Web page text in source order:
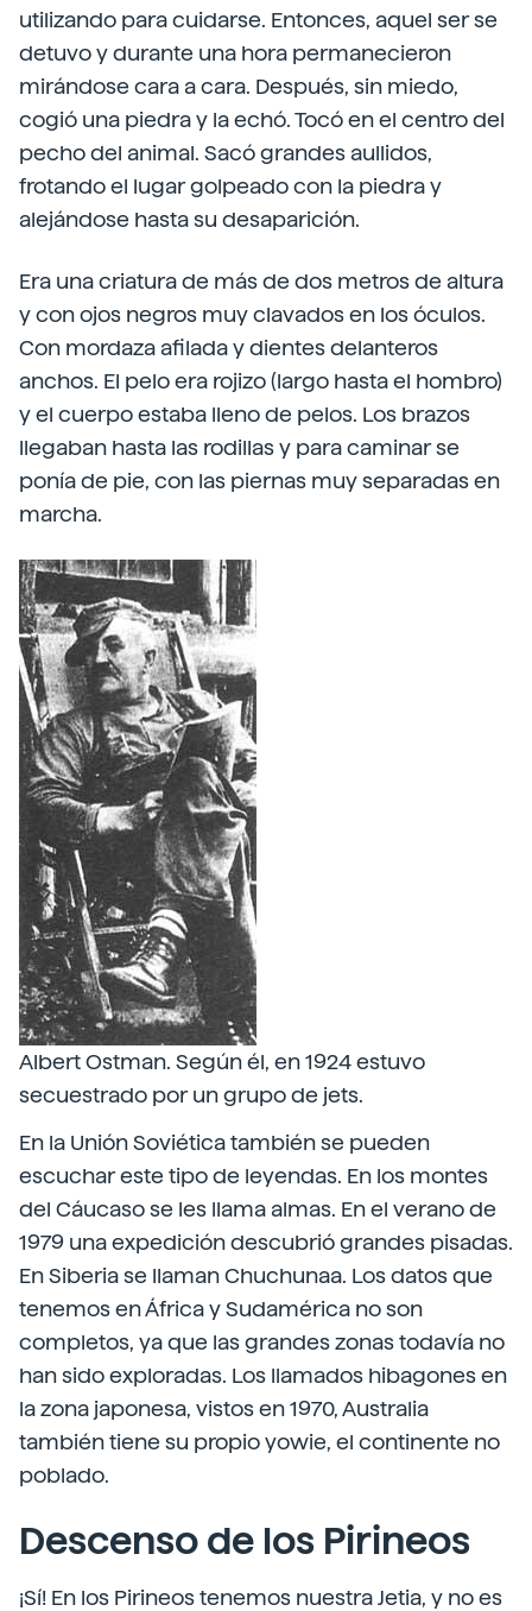
utilizando para cuidarse. Entonces, aquel ser se
detuvo y durante una hora permanecieron
mirándose cara a cara. Después, sin miedo,
cogió una piedra y la echó. Tocó en el centro del
pecho del animal. Sacó grandes aullidos,
frotando el lugar golpeado con la piedra y
alejándose hasta su desaparición.
Era una criatura de más de dos metros de altura
y con ojos negros muy clavados en los óculos.
Con mordaza afilada y dientes delanteros
anchos. El pelo era rojizo (largo hasta el hombro)
y el cuerpo estaba lleno de pelos. Los brazos
llegaban hasta las rodillas y para caminar se
ponía de pie, con las piernas muy separadas en
marcha.
Albert Ostman. Según él, en 1924 estuvo
secuestrado por un grupo de jets.
En la Unión Soviética también se pueden
escuchar este tipo de leyendas. En los montes
del Cáucaso se les llama almas. En el verano de
1979 una expedición descubrió grandes pisadas.
En Siberia se llaman Chuchunaa. Los datos que
tenemos en África y Sudamérica no son
completos, ya que las grandes zonas todavía no
han sido exploradas. Los llamados hibagones en
la zona japonesa, vistos en 1970, Australia
también tiene su propio yowie, el continente no
poblado.
Descenso de los Pirineos
¡Sí! En los Pirineos tenemos nuestra Jetia, y no es